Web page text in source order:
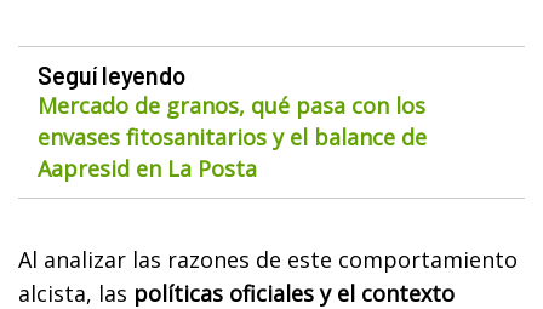
Seguí leyendo
Mercado de granos, qué pasa con los
envases fitosanitarios y el balance de
Aapresid en La Posta
Al analizar las razones de este comportamiento
alcista, las políticas oficiales y el contexto